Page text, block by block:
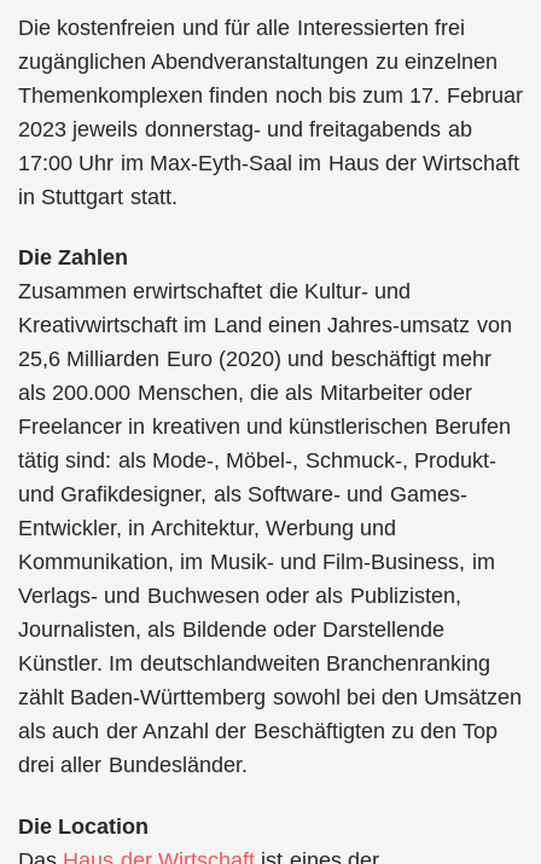
Die kostenfreien und für alle Interessierten frei
zugänglichen Abendveranstaltungen zu einzelnen
Themenkomplexen finden noch bis zum 17. Februar
2023 jeweils donnerstag- und freitagabends ab
17:00 Uhr im Max-Eyth-Saal im Haus der Wirtschaft
in Stuttgart statt.
Die Zahlen
Zusammen erwirtschaftet die Kultur- und
Kreativwirtschaft im Land einen Jahres-umsatz von
25,6 Milliarden Euro (2020) und beschäftigt mehr
als 200.000 Menschen, die als Mitarbeiter oder
Freelancer in kreativen und künstlerischen Berufen
tätig sind: als Mode-, Möbel-, Schmuck-, Produkt-
und Grafikdesigner, als Software- und Games-
Entwickler, in Architektur, Werbung und
Kommunikation, im Musik- und Film-Business, im
Verlags- und Buchwesen oder als Publizisten,
Journalisten, als Bildende oder Darstellende
Künstler. Im deutschlandweiten Branchenranking
zählt Baden-Württemberg sowohl bei den Umsätzen
als auch der Anzahl der Beschäftigten zu den Top
drei aller Bundesländer.
Die Location